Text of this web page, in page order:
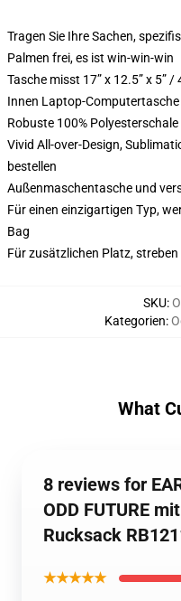
Tragen Sie Ihre Sachen,
Palmen frei, es ist win-win-win
Tasche misst 17” x 12.5” x 5” /
Innen Laptop-
Robuste 100% Polyesterschale
Vivid All-over-Design,
bestellen
Außenmaschentasche und
Für einen einzigartigen Typ,
Bag
Für zusätzlichen Platz, streben
SKU:
Kategorien:
What
8 reviews for
ODD FUTURE
Rucksack
★★★★★